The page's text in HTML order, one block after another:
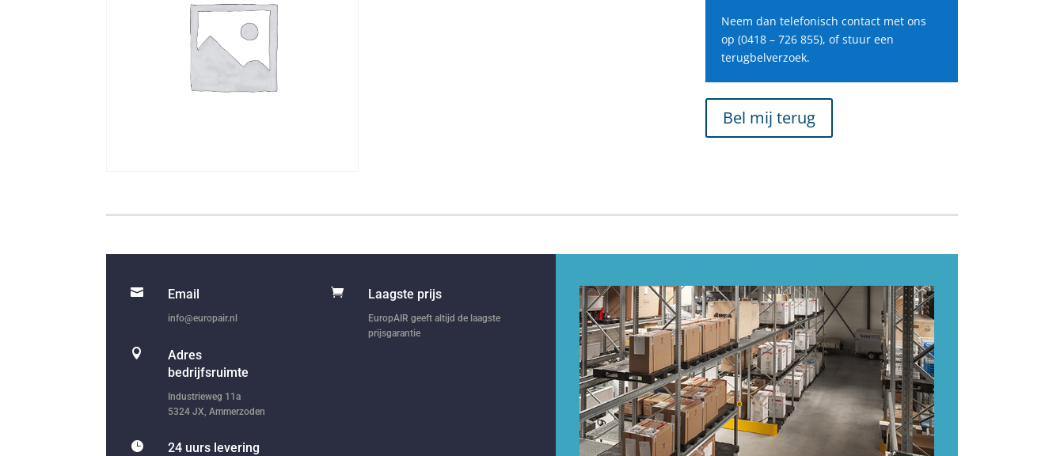
Neem dan telefonisch contact met ons
op (0418 – 726 855), of stuur een
terugbelverzoek.
Bel mij terug
 Email
info@europair.nl

Adres
bedrijfsruimte
Industrieweg 11a
5324 JX, Ammerzoden
 24 uurs levering
 Laagste prijs
EuropAIR geeft altijd de laagste
prijsgarantie